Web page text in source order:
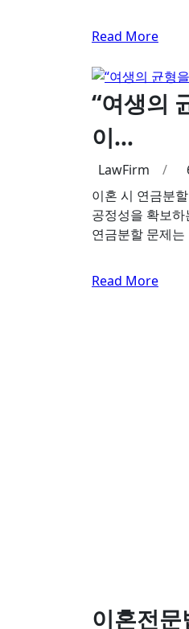
Read More
“여생의
이…
LawFirm /
이혼 시 연금분
공정성을 확보
연금분할 문제
Read More
이혼전